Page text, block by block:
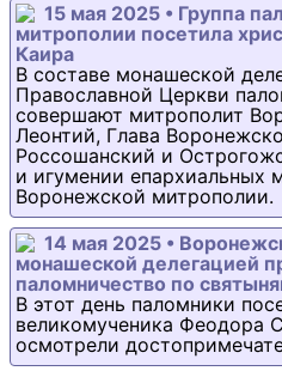
15 мая 2025 • Группа
митрополии посетила
Каира
В составе монашеской
Православной Церкви
совершают митрополит
Леонтий, Глава
Россошанский и
и игумении епархиальных
Воронежской митрополии.
14 мая 2025 •
монашеской делегацией
паломничество по
В этот день паломники
великомученика Феодора
осмотрели